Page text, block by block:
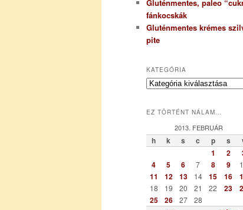
Gluténmentes, paleo
fánkocskák
Gluténmentes krémes
pite
KATEGÓRIA
K
e
r
EZ TÖRTÉNT NÁLAM…
2013. FEBRUÁR
h k s c p s
1 2
4
5 6 7 8 9
11 12 13 14 15 16
18 19 20 21 22 23
25
26 27 28